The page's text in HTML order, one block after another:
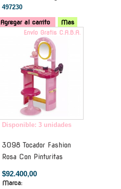
497230
Agregar al carrito
Mas
Envío Gratis C.A.B.A.
Disponible: 3 unidades
3098 Tocador Fashion
Rosa Con Pinturitas
$92.400,00
Marca: